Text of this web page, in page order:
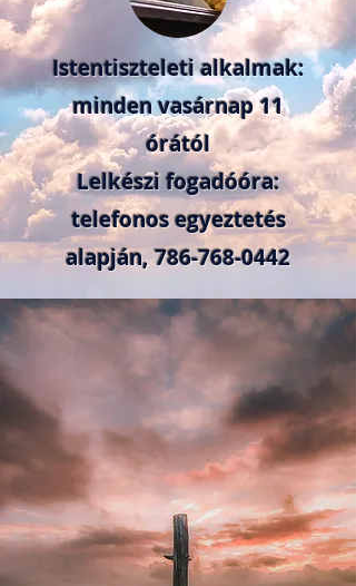
Istentiszteleti alkalmak:
minden vasárnap 11
órától
Lelkészi fogadóóra:
telefonos egyeztetés
alapján,786-768-0442